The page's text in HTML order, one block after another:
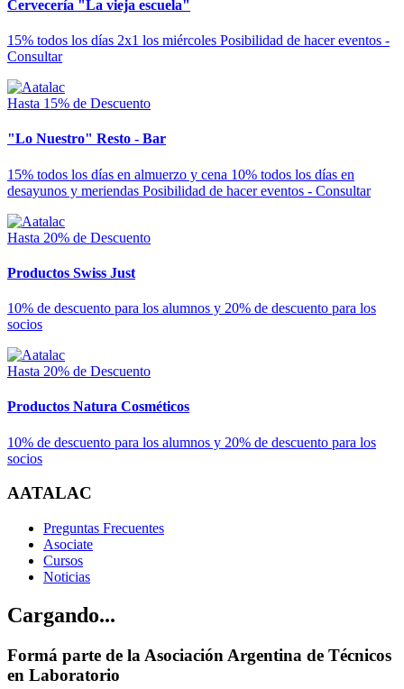
Cervecería "La vieja escuela"
15% todos los días 2x1 los miércoles Posibilidad de hacer eventos -
Consultar
Hasta 15% de Descuento
"Lo Nuestro" Resto - Bar
15% todos los días en almuerzo y cena 10% todos los días en
desayunos y meriendas Posibilidad de hacer eventos - Consultar
Hasta 20% de Descuento
Productos Swiss Just
10% de descuento para los alumnos y 20% de descuento para los
socios
Hasta 20% de Descuento
Productos Natura Cosméticos
10% de descuento para los alumnos y 20% de descuento para los
socios
AATALAC
Preguntas Frecuentes
Asociate
Cursos
Noticias
Cargando...
Formá parte de la Asociación Argentina de Técnicos
en Laboratorio